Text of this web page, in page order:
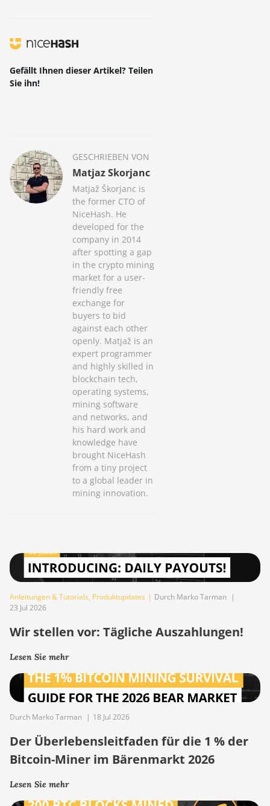
Gefällt Ihnen dieser Artikel? Teilen
Sie ihn!
GESCHRIEBEN VON
Matjaz Skorjanc
Matjaž Škorjanc is
the former CTO of
NiceHash. He
developed for the
company in 2014
after spotting a gap
in the crypto mining
market for a user-
friendly free
exchange for
buyers to bid
against each other
openly. Matjaž is an
expert programmer
and highly skilled in
blockchain tech,
operating systems,
mining software
and networks, and
his hard work and
knowledge have
brought NiceHash
from a tiny project
to a global leader in
mining innovation.
Anleitungen & Tutorials, Produktupdates | Durch Marko Tarman |
23 Jul 2026
Wir stellen vor: Tägliche Auszahlungen!
Lesen Sie mehr
Durch Marko Tarman | 18 Jul 2026
Der Überlebensleitfaden für die 1 % der
Bitcoin-Miner im Bärenmarkt 2026
Lesen Sie mehr